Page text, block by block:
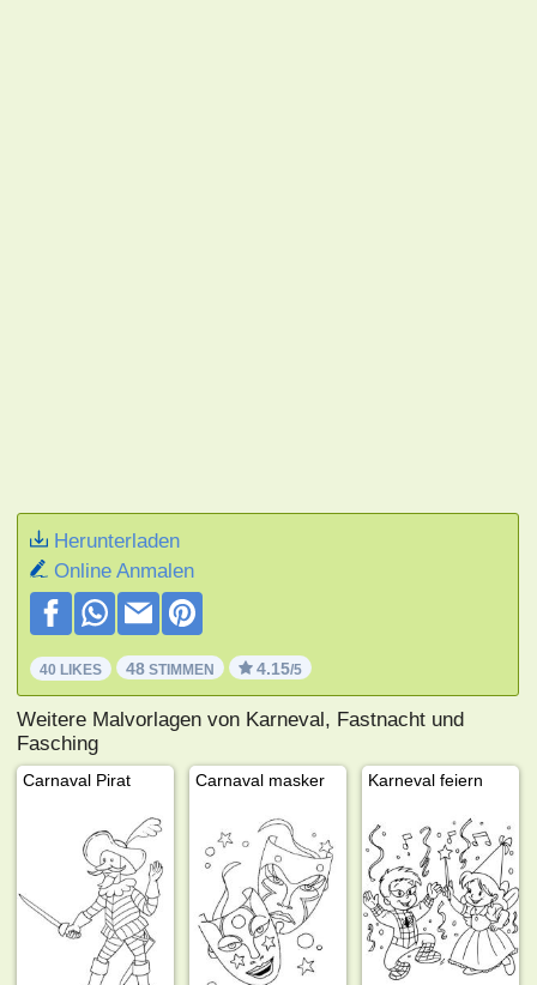
Herunterladen
Online Anmalen
40 LIKES 48 STIMMEN 4.15/5
Weitere Malvorlagen von Karneval, Fastnacht und
Fasching
Carnaval Pirat Carnaval masker Karneval feiern